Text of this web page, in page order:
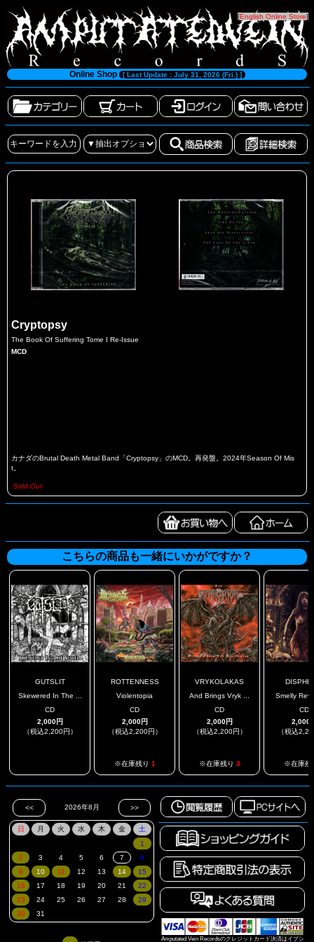
[English Online Store]
Online Shop [ Last Update : July 31, 2026 (Fri.) ]
Cryptopsy
The Book Of Suffering Tome I Re-Issue
MCD
カナダのBrutal Death Metal Band「Cryptopsy」のMCD。再発盤。2024年Season Of Mis
t。
Sold Out
こちらの商品も一緒にいかがですか？
GUTSLIT
Skewered In The ...
CD
2,000円
（税込2,200円）
ROTTENNESS
Violentopia
CD
2,000円
（税込2,200円）
※在庫残り 1
VRYKOLAKAS
And Brings Vryk ...
CD
2,000円
（税込2,200円）
※在庫残り 3
Smelly
CD
2,000
（税込
※在庫残
Amputated Vein Recordsのクレジットカード決済はイプシ